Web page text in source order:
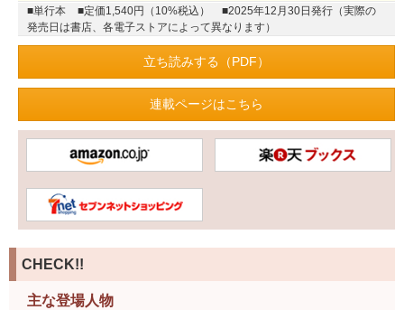
■単行本 ■定価1,540円（10%税込）
■2025年12月30日発行（実際の
発売日は書店、各電子ストアによって異なります）
立ち読みする（PDF）
連載ページはこちら
CHECK!!
主な登場人物